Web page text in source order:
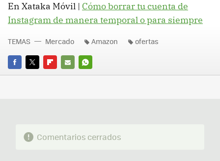
En Xataka Móvil | Cómo borrar tu cuenta de
Instagram de manera temporal o para siempre
FACEBOOK
TWITTERFLIPBOARD
E-
WHATSAPP
TEMAS Mercado Amazon ofertas
Comentarios cerrados